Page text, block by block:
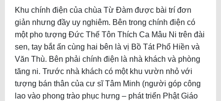
Khu chính điện của chùa Từ Đàm được bài trí đơn
giản nhưng đầy uy nghiêm. Bên trong chính điện có
một pho tượng Đức Thế Tôn Thích Ca Mâu Ni trên đài
sen, tay bắt ấn cùng hai bên là vị Bồ Tát Phổ Hiền và
Văn Thù. Bên phải chính điện là nhà khách và phòng
tăng ni. Trước nhà khách có một khu vườn nhỏ với
tượng bán thân của cư sĩ Tâm Minh (người góp công
lao vào phong trào phục hưng – phát triển Phật Giáo